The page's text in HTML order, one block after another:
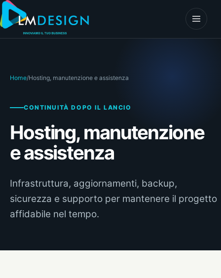
Vai al contenuto
Apri il
Home/Hosting, manutenzione e assistenza
CONTINUITÀ DOPO IL LANCIO
Hosting, manutenzione
e assistenza
Infrastruttura, aggiornamenti, backup,
sicurezza e supporto per mantenere il progetto
affidabile nel tempo.